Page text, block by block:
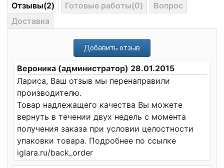
Отзывы(2) Готовые работы(0)
Вопрос
Доставка
Добавить отзыв
Вероника (администратор) 28.01.2015
Лариса, Ваш отзыв мы перенаправили
производителю.
Товар надлежащего качества Вы можете
вернуть в течении двух недель с момента
получения заказа при условии целостности
упаковки товара. Подробнее по ссылке
iglara.ru/back_order